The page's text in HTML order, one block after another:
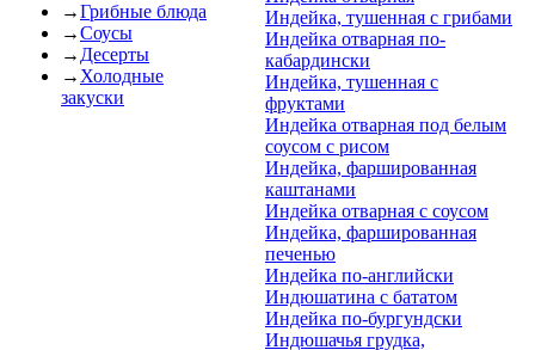
→Грибные блюда
→Соусы
→ Десерты
→ Холодные
закуски
Индейка, тушенная с грибами
Индейка отварная по-
кабардински
Индейка, тушенная с
фруктами
Индейка отварная под белым
соусом с рисом
Индейка, фаршированная
каштанами
Индейка отварная с соусом
Индейка, фаршированная
печенью
Индейка по-английски
Индюшатина с бататом
Индейка по-бургундски
Индюшачья грудка,